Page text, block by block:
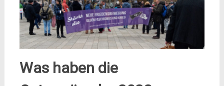
Was haben die